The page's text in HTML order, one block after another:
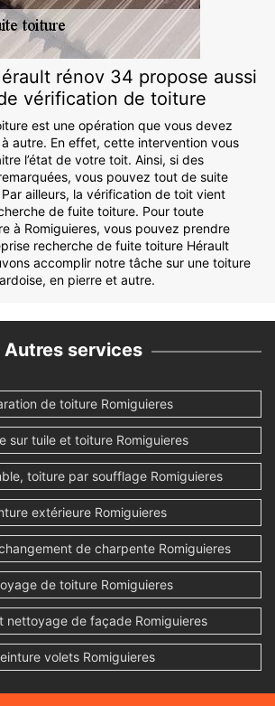
rénov 34 propose aussi
vérification de toiture
est une opération que vous devez
autre. En effet, cette intervention vous
l’état de votre toit. Ainsi, si des
vous pouvez tout de suite
ailleurs, la vérification de toit vient
de fuite toiture. Pour toute
à Romiguieres, vous pouvez prendre
recherche de fuite toiture Hérault
accomplir notre tâche sur une toiture
en pierre et autre.
Autres services
de toiture Romiguieres
sur tuile et toiture Romiguieres
toiture par soufflage Romiguieres
extérieure Romiguieres
de charpente Romiguieres
de toiture Romiguieres
nettoyage de façade Romiguieres
volets Romiguieres